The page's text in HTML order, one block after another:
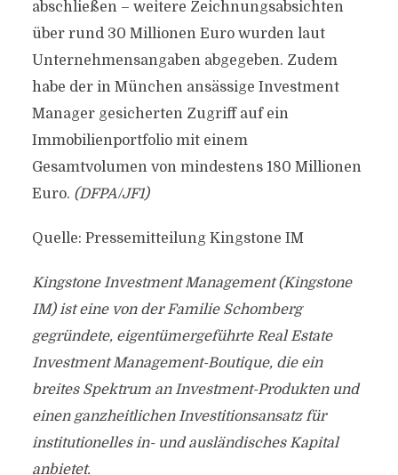
abschließen – weitere Zeichnungsabsichten
über rund 30 Millionen Euro wurden laut
Unternehmensangaben abgegeben. Zudem
habe der in München ansässige Investment
Manager gesicherten Zugriff auf ein
Immobilienportfolio mit einem
Gesamtvolumen von mindestens 180 Millionen
Euro. (DFPA/JF1)
Quelle: Pressemitteilung Kingstone IM
Kingstone Investment Management (Kingstone
IM) ist eine von der Familie Schomberg
gegründete, eigentümergeführte Real Estate
Investment Management-Boutique, die ein
breites Spektrum an Investment-Produkten und
einen ganzheitlichen Investitionsansatz für
institutionelles in- und ausländisches Kapital
anbietet.